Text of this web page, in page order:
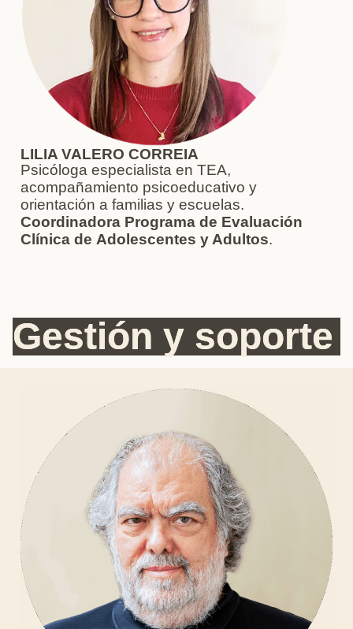
LILIA VALERO CORREIA
Psicóloga especialista en TEA,
acompañamiento psicoeducativo y
orientación a familias y escuelas.
Coordinadora Programa de Evaluación
Clínica de Adolescentes y Adultos.
Gestión y soporte